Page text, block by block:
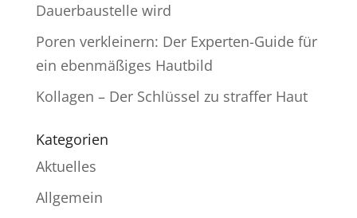
Dauerbaustelle wird
Poren verkleinern: Der Experten-Guide für
ein ebenmäßiges Hautbild
Kollagen – Der Schlüssel zu straffer Haut
Kategorien
Aktuelles
Allgemein